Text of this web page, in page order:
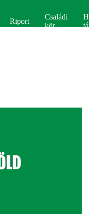
Riport
Családi
kör